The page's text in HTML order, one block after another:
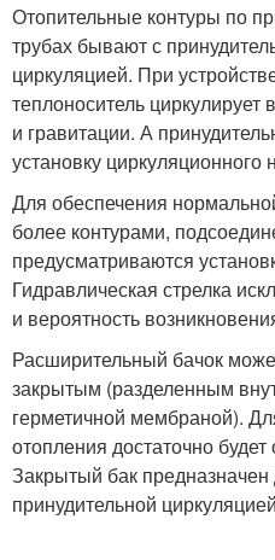
Отопительные контуры по
трубах бывают с
циркуляцией. При
теплоноситель циркулирует
и гравитации. А
установку циркуляционного
Для обеспечения
более контурами,
предусматриваются
Гидравлическая стрелка
и вероятность
Расширительный бачок
закрытым (разделенным
герметичной мембраной).
отопления достаточно
Закрытый бак предназначен
принудительной